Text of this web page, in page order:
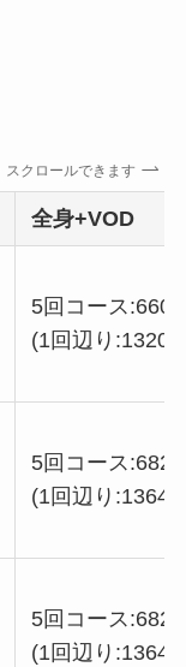
スクロールできます
全身+VOD
5回コース
(1回辺り
5回コース
(1回辺り
5回コース
(1回辺り